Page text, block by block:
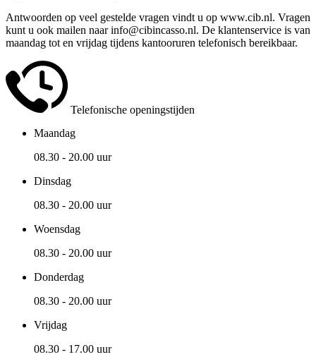
Antwoorden op veel gestelde vragen vindt u op www.cib.nl. Vragen
kunt u ook mailen naar info@cibincasso.nl. De klantenservice is van
maandag tot en vrijdag tijdens kantooruren telefonisch bereikbaar.
Telefonische openingstijden
Maandag
08.30 - 20.00 uur
Dinsdag
08.30 - 20.00 uur
Woensdag
08.30 - 20.00 uur
Donderdag
08.30 - 20.00 uur
Vrijdag
08.30 - 17.00 uur